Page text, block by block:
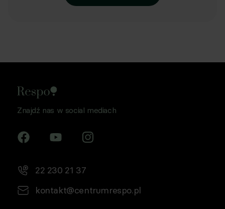
Znajdź nas w social mediach
22 230 21 37
kontakt@centrumrespo.pl